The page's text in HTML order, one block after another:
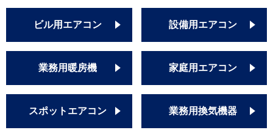
ビル用エアコン 設備用エアコン
業務用暖房機 家庭用エアコン
スポットエアコン 業務用換気機器